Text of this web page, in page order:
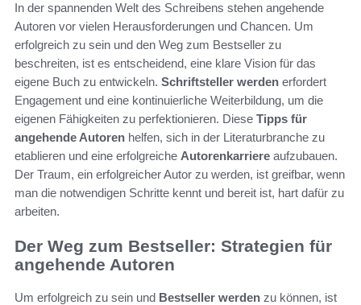
In der spannenden Welt des Schreibens stehen angehende
Autoren vor vielen Herausforderungen und Chancen. Um
erfolgreich zu sein und den Weg zum Bestseller zu
beschreiten, ist es entscheidend, eine klare Vision für das
eigene Buch zu entwickeln. Schriftsteller werden erfordert
Engagement und eine kontinuierliche Weiterbildung, um die
eigenen Fähigkeiten zu perfektionieren. Diese Tipps für
angehende Autoren helfen, sich in der Literaturbranche zu
etablieren und eine erfolgreiche Autorenkarriere aufzubauen.
Der Traum, ein erfolgreicher Autor zu werden, ist greifbar, wenn
man die notwendigen Schritte kennt und bereit ist, hart dafür zu
arbeiten.
Der Weg zum Bestseller: Strategien für
angehende Autoren
Um erfolgreich zu sein und Bestseller werden zu können, ist